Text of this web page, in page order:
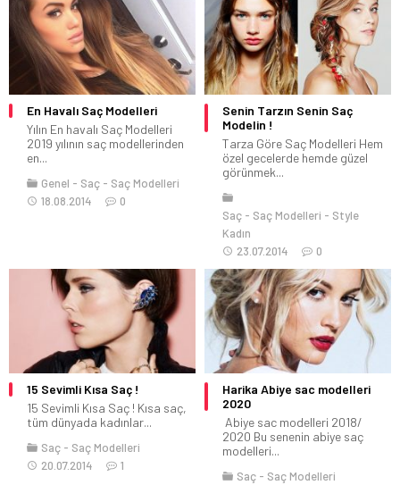
En Havalı Saç Modelleri
Yılın En havalı Saç Modelleri
2019 yılının saç modellerinden
en...
Genel Saç
Saç Modelleri
18.08.2014
0
Senin Tarzın Senin Saç
Modelin !
Tarza Göre Saç Modelleri Hem
özel gecelerde hemde güzel
görünmek...
Saç Saç Modelleri
Style
Kadın
23.07.2014
0
15 Sevimli Kısa Saç !
15 Sevimli Kısa Saç ! Kısa saç,
tüm dünyada kadınlar...
Saç
Saç Modelleri
20.07.2014
1
Harika Abiye sac modelleri
2020
Abiye sac modelleri 2018/
2020 Bu senenin abiye saç
modelleri...
Saç
Saç Modelleri